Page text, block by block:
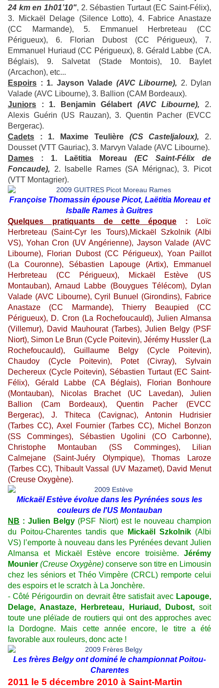
24 km en 1h01’10", 2. Sébastien Turtaut (EC Saint-Félix),
3. Mickaël Delage (Silence Lotto), 4. Fabrice Anastaze
(CC Marmande), 5. Emmanuel Herbreteau (CC
Périgueux), 6. Florian Dubost (CC Périgueux), 7.
Emmanuel Huriaud (CC Périgueux), 8. Gérald Labbe (CA.
Béglais), 9. Salvetat (Stade Montois), 10. Baylet
(Arcachon), etc...
Espoirs : 1. Jayson Valade (AVC Libourne), 2. Dylan
Valade (AVC Libourne), 3. Ballion (CAM Bordeaux).
Juniors : 1. Benjamin Gélabert (AVC Libourne), 2.
Alexis Guérin (US Rauzan), 3. Quentin Pacher (EVCC
Bergerac).
Cadets : 1. Maxime Teulière (CS Casteljaloux), 2.
Dousset (VTT Gauriac), 3. Marvyn Valade (AVC Libourne).
Dames : 1. Laëtitia Moreau (EC Saint-Félix de
Foncaude), 2. Isabelle Rames (SA Mérignac), 3. Picot
(VTT Montagrier).
Françoise Thomassin épouse Picot, Laëtitia Moreau et
Isballe Rames à Guitres
Quelques pratiquants de cette époque :
Loïc
Herbreteau (Saint-Cyr les Tours),Mickaël Szkolnik (Albi
VS), Yohan Cron (UV Angérienne), Jayson Valade (AVC
Libourne), Florian Dubost (CC Périgueux), Yoan Paillot
(La Couronne), Sébastien Lapouge (Artix), Emmanuel
Herbreteau (CC Périgueux), Mickaël Estève (US
Montauban), Arnaud Labbe (Bouygues Télécom), Dylan
Valade (AVC Libourne), Cyril Bunuel (Girondins), Fabrice
Anastaze (CC Marmande), Thierry Beaupied (CC
Périgueux), D. Cron (La Rochefoucauld), Julien Almansa
(Villemur), David Mauhourat (Tarbes), Julien Belgy (PSF
Niort), Simon Le Brun (Cycle Poitevin), Jérémy Hussler (La
Rochefoucauld), Guillaume Belgy (Cycle Poitevin),
Chaudoy (Cycle Poitevin), Potet (Civray), Sylvain
Dechereux (Cycle Poitevin), Sébastien Turtaut (EC Saint-
Félix), Gérald Labbe (CA Béglais), Florian Bonhoure
(Montauban), Nicolas Brachet (UC Lavedan), Julien
Ballion (Cam Bordeaux), Quentin Pacher (EVCC
Bergerac), J. Thiteca (Cavignac), Antonin Hudrisier
(Tarbes CC), Axel Fournier (Tarbes CC), Michel Bonzon
(SS Comminges), Sébastien Ugolini (CO Carbonne),
Christophe Montauban (SS Comminges), Lilian
Calmejane (Saint-Juéry Olympique), Thomas Laroze
(Tarbes CC), Thibault Vassal (UV Mazamet), David Menut
(Creuse Oxygène).
Mickaël Estève évolue dans les Pyrénées sous les
couleurs de l'US Montauban
NB : Julien Belgy (PSF Niort) est le nouveau champion
du Poitou-Charentes tandis que
Mickaël Szkolnik (Albi
VS) l’emporte à nouveau dans les Pyrénées devant Julien
Almansa et Mickaël Estève encore troisième. Jérémy
Mounier (Creuse Oxygène) conserve son titre en Limousin
chez les séniors et Théo Vimpère (CRCL) remporte celui
des espoirs et le scratch à La Jonchère.
- Côté Périgourdin on devrait être satisfait avec Lapouge,
Delage, Anastaze, Herbreteau, Huriaud, Dubost,soit
toute une pléïade de routiers qui ont des approches avec
la Dordogne. Mais cette année encore, le titre a été
favorable aux rouleurs, donc acte !
Les frères Belgy ont dominé le championnat Poitou-
Charentes
2011 le 5 décembre 2010 à Saint-Martin